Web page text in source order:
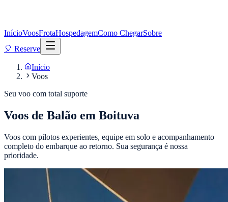
InícioVoosFrotaHospedagemComo ChegarSobre
🎈 Reserve
Início
Voos
Seu voo com total suporte
Voos de Balão em Boituva
Voos com pilotos experientes, equipe em solo e acompanhamento
completo do embarque ao retorno. Sua segurança é nossa
prioridade.